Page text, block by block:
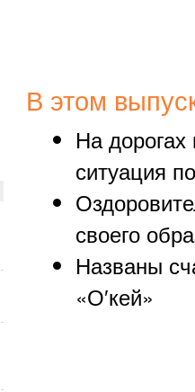
В этом
На
ситуация
своего
Названы
«О′кей»